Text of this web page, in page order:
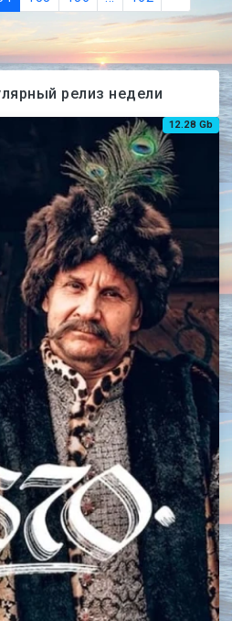
релиз недели
12.28 Gb